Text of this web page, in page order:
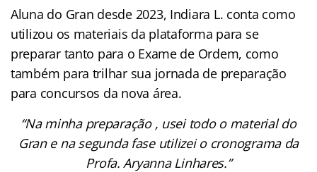
Aluna do Gran desde 2023, Indiara L. conta como
utilizou os materiais da plataforma para se
preparar tanto para o Exame de Ordem, como
também para trilhar sua jornada de preparação
para concursos da nova área.
“Na minha preparação , usei todo o material do
Gran e na segunda fase utilizei o cronograma da
Profa. Aryanna Linhares.”